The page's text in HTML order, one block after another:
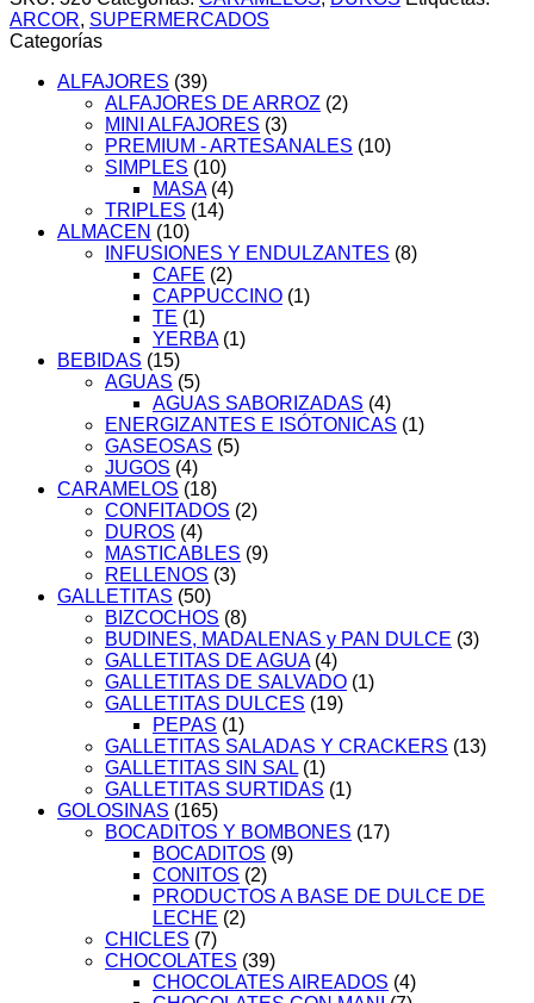
ARCOR
x485g.
cantidad
ARCOR, SUPERMERCADOS
Categorías
ALFAJORES (39)
ALFAJORES DE ARROZ (2)
MINI ALFAJORES (3)
PREMIUM - ARTESANALES (10)
SIMPLES (10)
MASA (4)
TRIPLES (14)
ALMACEN (10)
INFUSIONES Y ENDULZANTES (8)
CAFE (2)
CAPPUCCINO (1)
TE (1)
YERBA (1)
BEBIDAS (15)
AGUAS (5)
AGUAS SABORIZADAS (4)
ENERGIZANTES E ISÓTONICAS (1)
GASEOSAS (5)
JUGOS (4)
CARAMELOS (18)
CONFITADOS (2)
DUROS (4)
MASTICABLES (9)
RELLENOS (3)
GALLETITAS (50)
BIZCOCHOS (8)
BUDINES, MADALENAS y PAN DULCE (3)
GALLETITAS DE AGUA (4)
GALLETITAS DE SALVADO (1)
GALLETITAS DULCES (19)
PEPAS (1)
GALLETITAS SALADAS Y CRACKERS (13)
GALLETITAS SIN SAL (1)
GALLETITAS SURTIDAS (1)
GOLOSINAS (165)
BOCADITOS Y BOMBONES (17)
BOCADITOS (9)
CONITOS (2)
PRODUCTOS A BASE DE DULCE DE
LECHE (2)
CHICLES (7)
CHOCOLATES (39)
CHOCOLATES AIREADOS (4)